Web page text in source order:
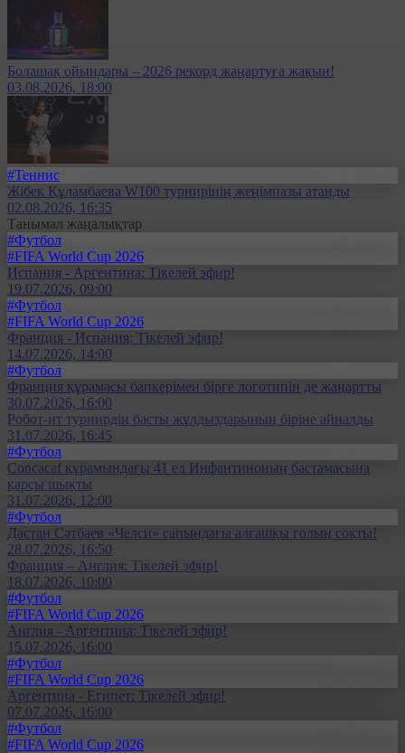
Болашақ ойындары – 2026 рекорд жаңартуға жақын!
03.08.2026, 18:00
#Теннис
Жібек Құламбаева W100 турнирінің жеңімпазы атанды
02.08.2026, 16:35
Танымал жаңалықтар
#Футбол
#FIFA World Cup 2026
Испания - Аргентина: Тікелей эфир!
19.07.2026, 09:00
#Футбол
#FIFA World Cup 2026
Франция - Испания: Тікелей эфир!
14.07.2026, 14:00
#Футбол
Франция құрамасы бапкерімен бірге логотипін де жаңартты
30.07.2026, 16:00
Робот-ит турнирдің басты жұлдыздарының біріне айналды
31.07.2026, 16:45
#Футбол
Concacaf құрамындағы 41 ел Инфантиноның бастамасына
қарсы шықты
31.07.2026, 12:00
#Футбол
Дастан Сәтбаев «Челси» сапындағы алғашқы голын соқты!
28.07.2026, 16:50
Франция – Англия: Тікелей эфир!
18.07.2026, 10:00
#Футбол
#FIFA World Cup 2026
Англия - Аргентина: Тікелей эфир!
15.07.2026, 16:00
#Футбол
#FIFA World Cup 2026
Аргентина - Египет: Тікелей эфир!
07.07.2026, 16:00
#Футбол
#FIFA World Cup 2026